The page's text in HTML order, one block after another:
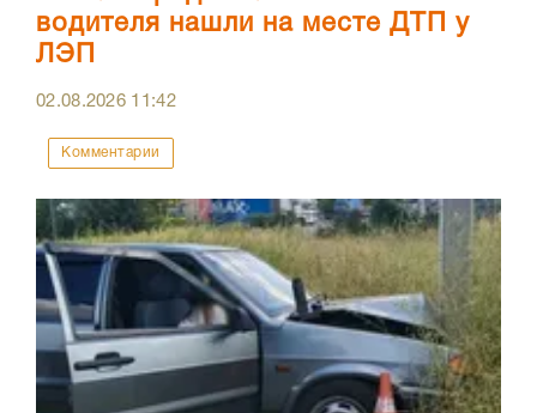
водителя нашли на месте ДТП у
ЛЭП
02.08.2026 11:42
Комментарии